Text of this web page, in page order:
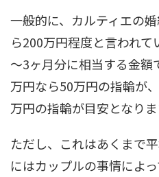
一般的に、カルティエの
ら200万円程度と言われ
～3ヶ月分に相当する金額
万円なら50万円の指輪が
万円の指輪が目安となりま
ただし、これはあくまで
にはカップルの事情によ